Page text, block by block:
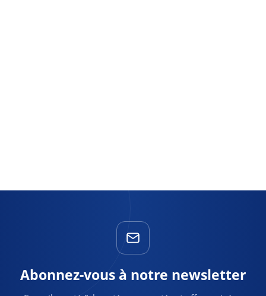
Abonnez-vous à notre newsletter